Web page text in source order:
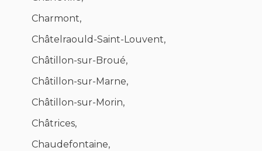
Charmont,
Châtelraould-Saint-Louvent,
Châtillon-sur-Broué,
Châtillon-sur-Marne,
Châtillon-sur-Morin,
Châtrices,
Chaudefontaine,